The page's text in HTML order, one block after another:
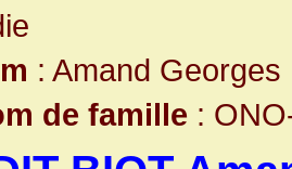
: Amand Georges
de famille :